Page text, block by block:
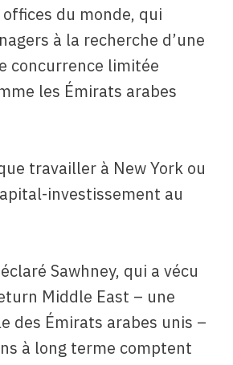
du monde, qui
à la recherche d’une
concurrence limitée
les Émirats arabes
travailler à New York ou
investissement au
Sawhney, qui a vécu
Middle East – une
des Émirats arabes unis –
à long terme comptent